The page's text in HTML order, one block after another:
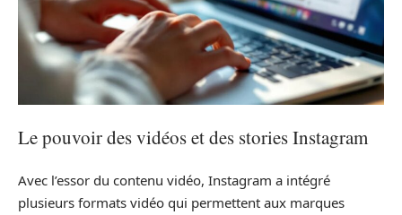
Le pouvoir des vidéos et des stories Instagram
Avec l’essor du contenu vidéo, Instagram a intégré
plusieurs formats vidéo qui permettent aux marques